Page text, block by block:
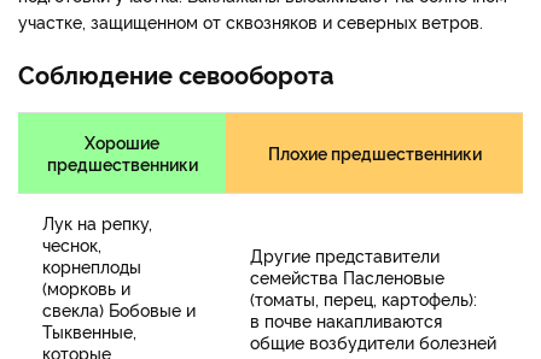
участке, защищенном от сквозняков и северных ветров.
Соблюдение севооборота
Хорошие
предшественники
Плохие предшественники
Лук на репку,
чеснок,
корнеплоды
(морковь и
свекла) Бобовые и
Тыквенные,
которые
Другие представители
семейства Пасленовые
(томаты, перец, картофель):
в почве накапливаются
общие возбудители болезней